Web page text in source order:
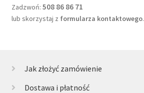
Zadzwoń: 508 86 86 71
lub skorzystaj z formularza kontaktowego.
Jak złożyć zamówienie
Dostawa i płatność